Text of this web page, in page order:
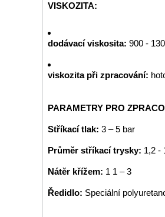
VISKOZITA:
dodávací viskosita: 900 -
viskozita při zpracování:
PARAMETRY PRO
Stříkací tlak: 3 – 5 bar
Průměr stříkací trysky: 1,2 -
Nátěr křížem: 1 1 – 3
Ředidlo: Speciální